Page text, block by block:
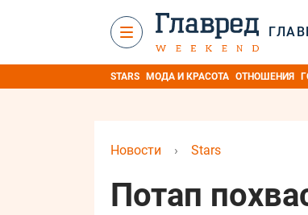
STARS МОДА И КРАСОТА ОТНОШЕНИЯ
Новости › Stars
Потап